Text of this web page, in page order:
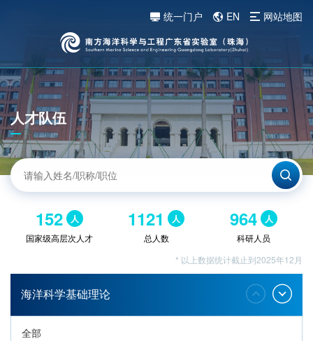
统一门户 EN 网站地图
人才队伍
152 人
国家级高层次人才
1121 人
总人数
964 人
科研人员
* 以上数据统计截止到2025年12月
海洋科学基础理论
全部